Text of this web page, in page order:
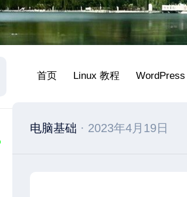
首页 Linux 教程
电脑基础 · 2023年4月19日